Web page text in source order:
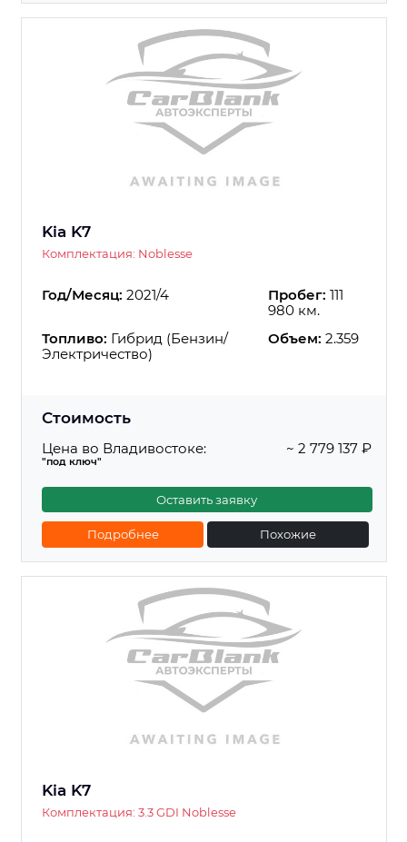
Kia K7
Комплектация: Noblesse
Год/Месяц: 2021/4 Пробег: 111
980 км.
Топливо: Гибрид (Бензин/
Электричество)
Объем: 2.359
Стоимость
Цена во Владивостоке:
"под ключ"
~ 2 779 137 ₽
Оставить заявку
Подробнее Похожие
Kia K7
Комплектация: 3.3 GDI Noblesse